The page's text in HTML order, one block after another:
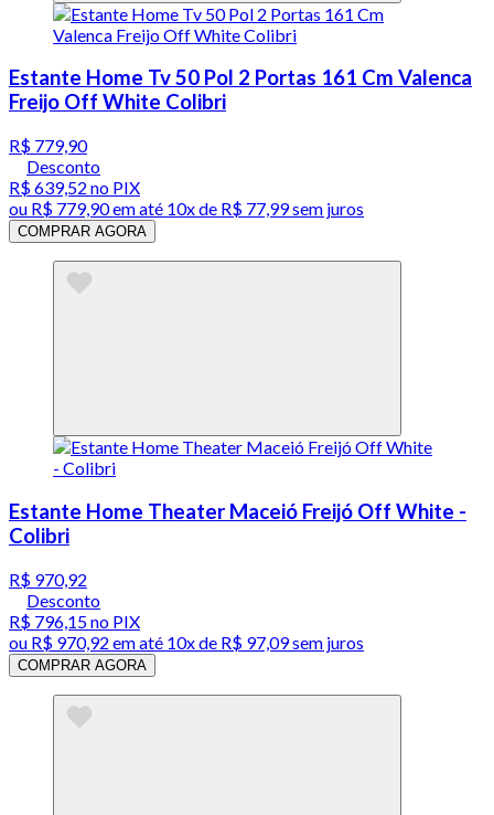
Estante Home Tv 50 Pol 2 Portas 161 Cm Valenca
Freijo Off White Colibri
R$ 779,90
Desconto
R$ 639,52 no PIX
ou R$ 779,90em até 10x de R$ 77,99 sem juros
COMPRAR AGORA
Estante Home Theater Maceió Freijó Off White -
Colibri
R$ 970,92
Desconto
R$ 796,15no PIX
ou R$ 970,92 em até 10x de R$ 97,09 sem juros
COMPRAR AGORA